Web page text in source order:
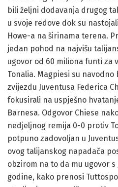
bili željni dodavanja drugog
u svoje redove dok su
Howe-a na širinama terena.
jedan pohod na najvišu
ugovor od 60 miliona funti za
Tonalia. Magpiesi su
zvijezdu Juventusa Federica
fokusirali na uspješno
Barnesa. Odgovor Chiese
nedjeljnog remija 0-0 protiv
potpuno zadovoljan u
ovog talijanskog napadača
obzirom na to da mu ugovor s
godine, kako prenosi